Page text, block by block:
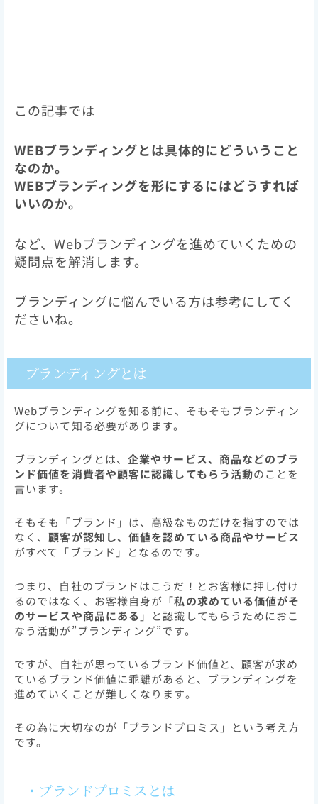
この記事では
WEBブランディングとは具体的にどういうこと
なのか。
WEBブランディングを形にするにはどうすれば
いいのか。
など、Webブランディングを進めていくための
疑問点を解消します。
ブランディングに悩んでいる方は参考にしてく
ださいね。
ブランディングとは
Webブランディングを知る前に、そもそもブランディン
グについて知る必要があります。
ブランディングとは、 企業やサービス、商品などのブラ
ンド価値を消費者や顧客に認識してもらう活動のことを
言います。
そもそも「ブランド」は、高級なものだけを指すのでは
なく、顧客が認知し、価値を認めている商品やサービス
がすべて「ブランド」となるのです。
つまり、自社のブランドはこうだ！とお客様に押し付け
るのではなく、お客様自身が「私の求めている価値がそ
のサービスや商品にある 」と認識してもらうためにおこ
なう活動が”ブランディング”です。
ですが、自社が思っているブランド価値と、顧客が求め
ているブランド価値に乖離があると、ブランディングを
進めていくことが難しくなります。
その為に大切なのが「ブランドプロミス」という考え方
です。
・ブランドプロミスとは